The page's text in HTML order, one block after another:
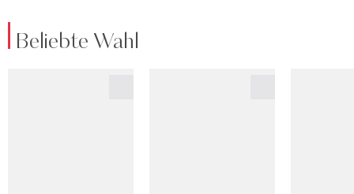
Beliebte Wahl